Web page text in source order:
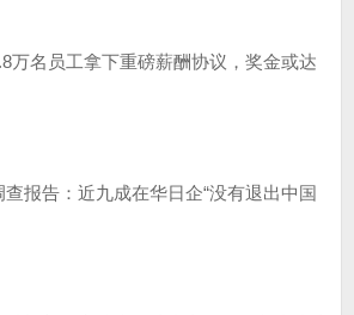
万名员工拿下重磅薪酬协议，奖金或达
报告：近九成在华日企“没有退出中国